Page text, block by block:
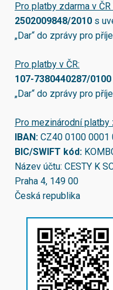
Pro platby zdarma v ČR
2502009848/2010 s
„Dar“ do zprávy pro
Pro platby v ČR:
107-7380440287/0100
„Dar“ do zprávy pro
Pro mezinárodní platby
IBAN: CZ40 0100
BIC/SWIFT kód:
Název účtu: CESTY K
Praha 4, 149 00
Česká republika